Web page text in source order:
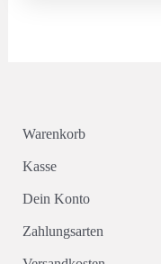
Warenkorb
Kasse
Dein Konto
Zahlungsarten